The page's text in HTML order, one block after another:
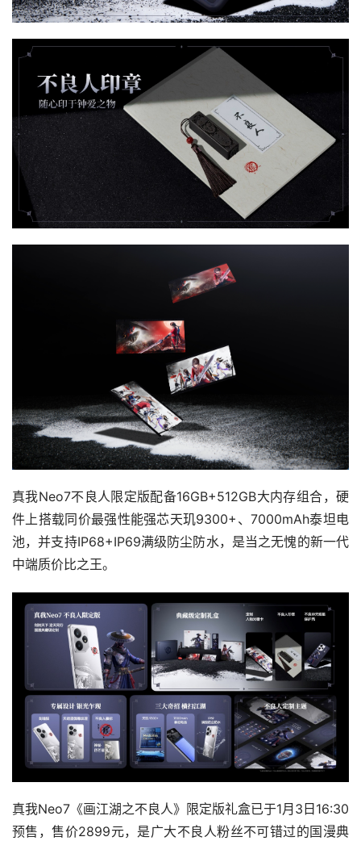
真我Neo7不良人限定版配备16GB+512GB大内存组合，硬
件上搭载同价最强性能强芯天玑9300+、7000mAh泰坦电
池，并支持IP68+IP69满级防尘防水，是当之无愧的新一代
中端质价比之王。
真我Neo7《画江湖之不良人》限定版礼盒已于1月3日16:30
预售，售价2899元，是广大不良人粉丝不可错过的国漫典